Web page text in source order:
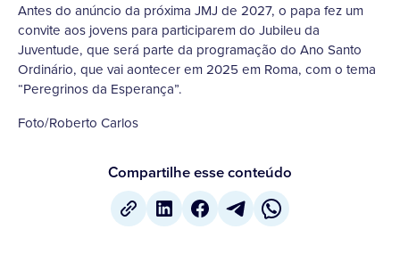
Antes do anúncio da próxima JMJ de 2027, o papa fez um
convite aos jovens para participarem do Jubileu da
Juventude, que será parte da programação do Ano Santo
Ordinário, que vai aontecer em 2025 em Roma, com o tema
“Peregrinos da Esperança”.
Foto/Roberto Carlos
Compartilhe esse conteúdo